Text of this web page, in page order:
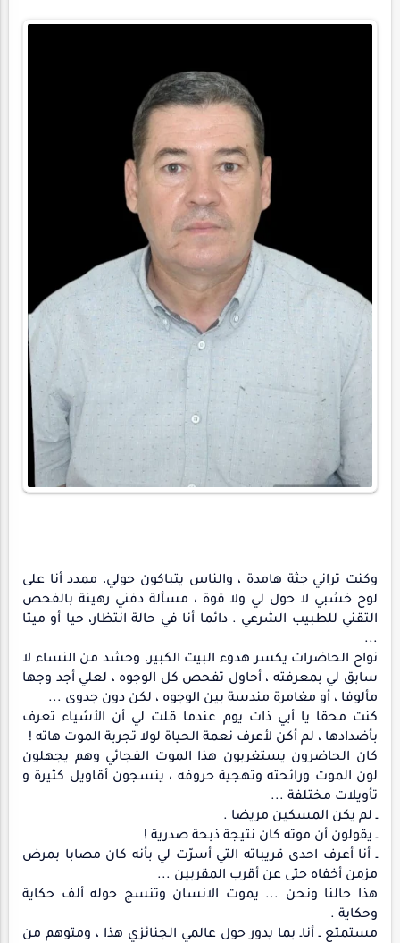
وكنت تراني جثة هامدة ، والناس يتباكون حولي، ممدد أنا على
لوح خشبي لا حول لي ولا قوة ، مسألة دفني رهينة بالفحص
التقني للطبيب الشرعي . دائما أنا في حالة انتظار، حيا أو ميتا
...
نواح الحاضرات يكسر هدوء البيت الكبير، وحشد من النساء لا
سابق لي بمعرفته ، أحاول تفحص كل الوجوه ، لعلي أجد وجها
مألوفا ، أو مغامرة مندسة بين الوجوه ، لكن دون جدوى ...
كنت محقا يا أبي ذات يوم عندما قلت لي أن الأشياء تعرف
بأضدادها ، لم أكن لأعرف نعمة الحياة لولا تجربة الموت هاته !
كان الحاضرون يستغربون هذا الموت الفجائي وهم يجهلون
لون الموت ورائحته وتهجية حروفه ، ينسجون أقاويل كثيرة و
تأويلات مختلفة ...
ـ لم يكن المسكين مريضا .
ـ يقولون أن موته كان نتيجة ذبحة صدرية !
ـ أنا أعرف احدى قريباته التي أسرّت لي بأنه كان مصابا بمرض
مزمن أخفاه حتى عن أقرب المقربين ...
هذا حالنا ونحن ... يموت الانسان وتنسج حوله ألف حكاية
وحكاية .
مستمتع ـ أناـ بما يدور حول عالمي الجنائزي هذا ، ومتوهم من